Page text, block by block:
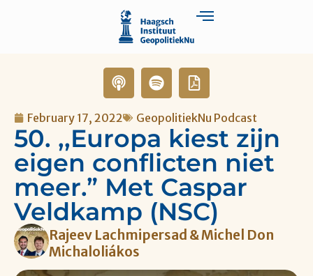
February 17, 2022 GeopolitiekNu Podcast
50. ,,Europa kiest zijn
eigen conflicten niet
meer.” Met Caspar
Veldkamp (NSC)
Rajeev Lachmipersad & Michel Don
Michaloliákos